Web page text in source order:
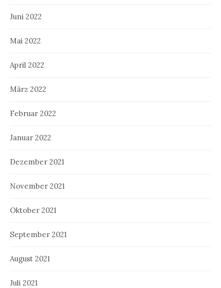
Juni 2022
Mai 2022
April 2022
März 2022
Februar 2022
Januar 2022
Dezember 2021
November 2021
Oktober 2021
September 2021
August 2021
Juli 2021